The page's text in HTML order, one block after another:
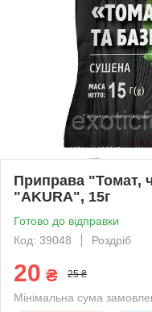
Приправа "Томат,
"AKURA", 15г
Готово до відправки
Код: 39048
Роздріб
20 ₴ 25 ₴
Мінімальна сума